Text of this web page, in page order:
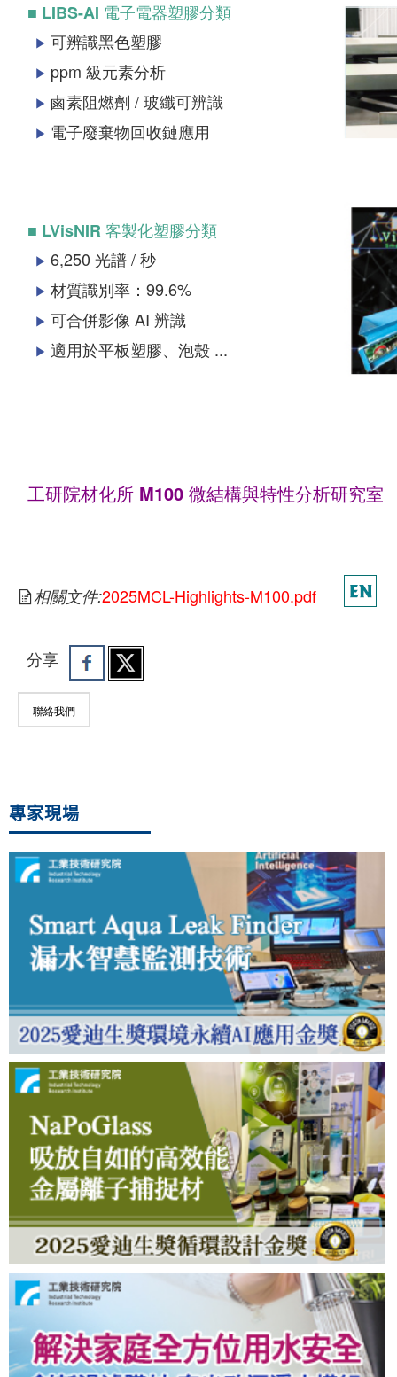
■ LIBS-AI 電子電器塑膠分類
▶ 可辨識黑色塑膠
▶ ppm 級元素分析
▶ 鹵素阻燃劑 / 玻纖可辨識
▶ 電子廢棄物回收鏈應用
■ LVisNIR 客製化塑膠分類
▶ 6,250 光譜 / 秒
▶ 材質識別率：99.6%
▶ 可合併影像 AI 辨識
▶ 適用於平板塑膠、泡殼 ...
工研院材化所 M100 微結構與特性分析研究室
相關文件:2025MCL-Highlights-M100.pdf
分享
聯絡我們
專家現場